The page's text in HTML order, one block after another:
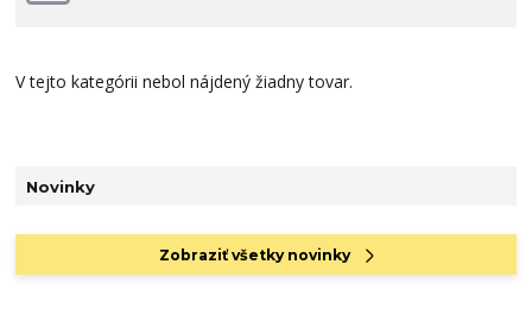
V tejto kategórii nebol nájdený žiadny tovar.
Novinky
Zobraziť všetky novinky